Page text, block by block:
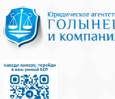
Услуги и
Оплата услуг